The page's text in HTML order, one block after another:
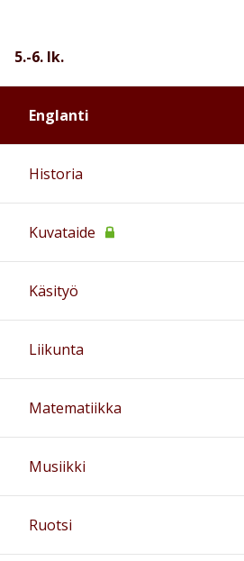
5.-6. lk.
Englanti
Historia
Kuvataide
Käsityö
Liikunta
Matematiikka
Musiikki
Ruotsi